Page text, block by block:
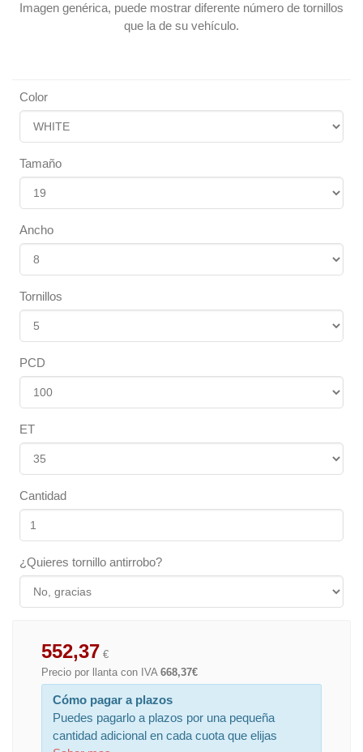
Imagen genérica, puede mostrar diferente número de tornillos
que la de su vehículo.
Color
Tamaño
Ancho
Tornillos
PCD
ET
Cantidad
¿Quieres tornillo antirrobo?
552,37 €
Precio por llanta con IVA 668,37€
Cómo pagar a plazos
Puedes pagarlo a plazos por una pequeña
cantidad adicional en cada cuota que elijas